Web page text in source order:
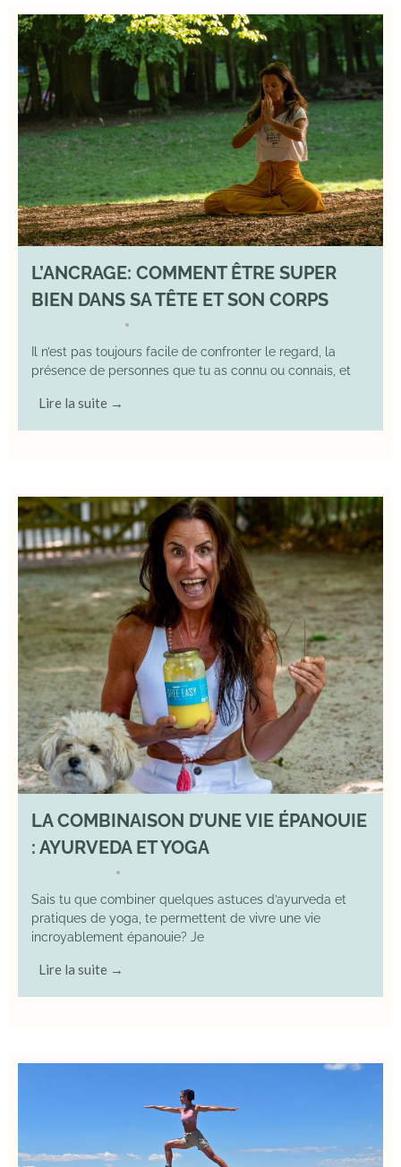
L’ANCRAGE: COMMENT ÊTRE SUPER
BIEN DANS SA TÊTE ET SON CORPS
•
Il n’est pas toujours facile de confronter le regard, la
présence de personnes que tu as connu ou connais, et
Lire la suite →
LA COMBINAISON D’UNE VIE ÉPANOUIE
: AYURVEDA ET YOGA
•
Sais tu que combiner quelques astuces d’ayurveda et
pratiques de yoga, te permettent de vivre une vie
incroyablement épanouie? Je
Lire la suite →